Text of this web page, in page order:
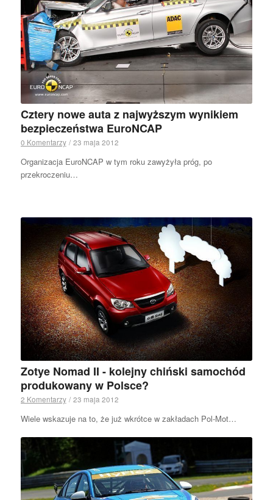
Cztery nowe auta z najwyższym wynikiem
bezpieczeństwa EuroNCAP
0 Komentarzy / 23 maja 2012
Organizacja EuroNCAP w tym roku zawyżyła próg, po
przekroczeniu…
Zotye Nomad II - kolejny chiński samochód
produkowany w Polsce?
2 Komentarzy / 23 maja 2012
Wiele wskazuje na to, że już wkrótce w zakładach Pol-Mot…